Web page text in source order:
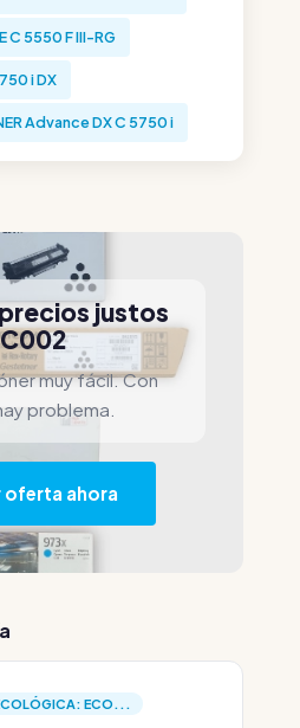
C 5550 F III-RG
i DX
Advance DX C 5750 i
justos
muy fácil. Con
problema.
oferta ahora
ECO...